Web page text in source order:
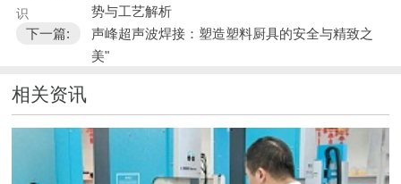
识
势与工艺解析
下一篇:
声峰超声波焊接：塑造塑料厨具的安全与精致之
美"
相关资讯